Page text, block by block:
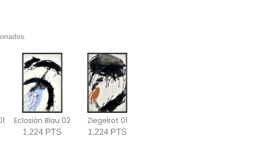
Eclosión Blau 02
1.224 PTS
Ziegelrot 01
1.224 PTS